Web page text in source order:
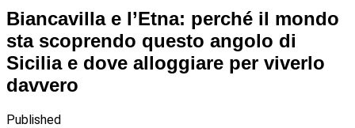
Biancavilla e l’Etna: perché il mondo
sta scoprendo questo angolo di
Sicilia e dove alloggiare per viverlo
davvero
Published